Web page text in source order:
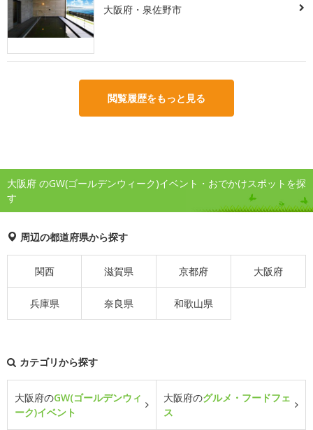
大阪府・泉佐野市
閲覧履歴をもっと見る
大阪府 のGW(ゴールデンウィーク)イベント・おでかけスポットを探
す
周辺の都道府県から探す
関西 滋賀県 京都府 大阪府
兵庫県 奈良県 和歌山県
カテゴリから探す
大阪府のGW(ゴールデンウィ
ーク)イベント
大阪府のグルメ・フードフェ
ス